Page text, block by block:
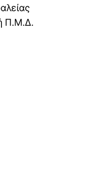
Π.Μ.Δ.